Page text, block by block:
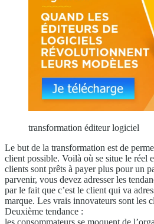
transformation éditeur logiciel
Le but de la transformation est de
client possible. Voilà où se situe le réel
clients sont prêts à payer plus pour un
parvenir, vous devez adresser les
par le fait que c’est le client qui va
marque. Les vrais innovateurs sont les
Deuxième tendance :